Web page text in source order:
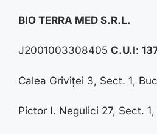
BIO TERRA MED S.R.L.
J2001003308405 C.U.I:
Calea Griviței 3, Sect. 1,
Pictor I. Negulici 27, Sect.